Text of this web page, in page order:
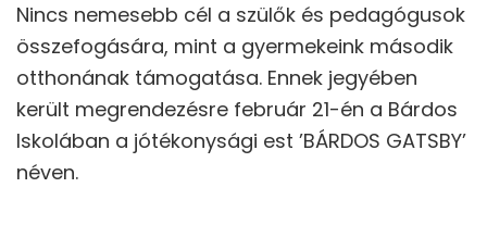
Nincs nemesebb cél a szülők és pedagógusok
összefogására, mint a gyermekeink második
otthonának támogatása. Ennek jegyében
került megrendezésre február 21-én a Bárdos
Iskolában a jótékonysági est ’BÁRDOS GATSBY’
néven.